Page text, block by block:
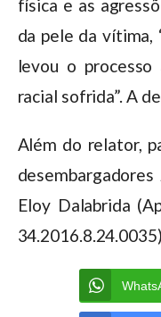
física e as
da pele da vítima,
levou o
racial sofrida”. A
Além do relator,
Eloy Dalabrida